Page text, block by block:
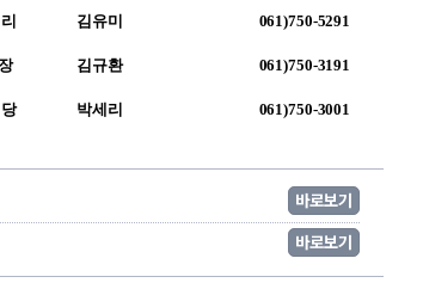
김유미 061)750-5291
김규환 061)750-3191
박세리 061)750-3001
바로보기
바로보기